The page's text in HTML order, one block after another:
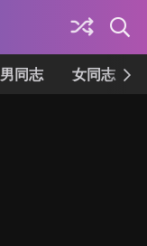
男同志 女同志